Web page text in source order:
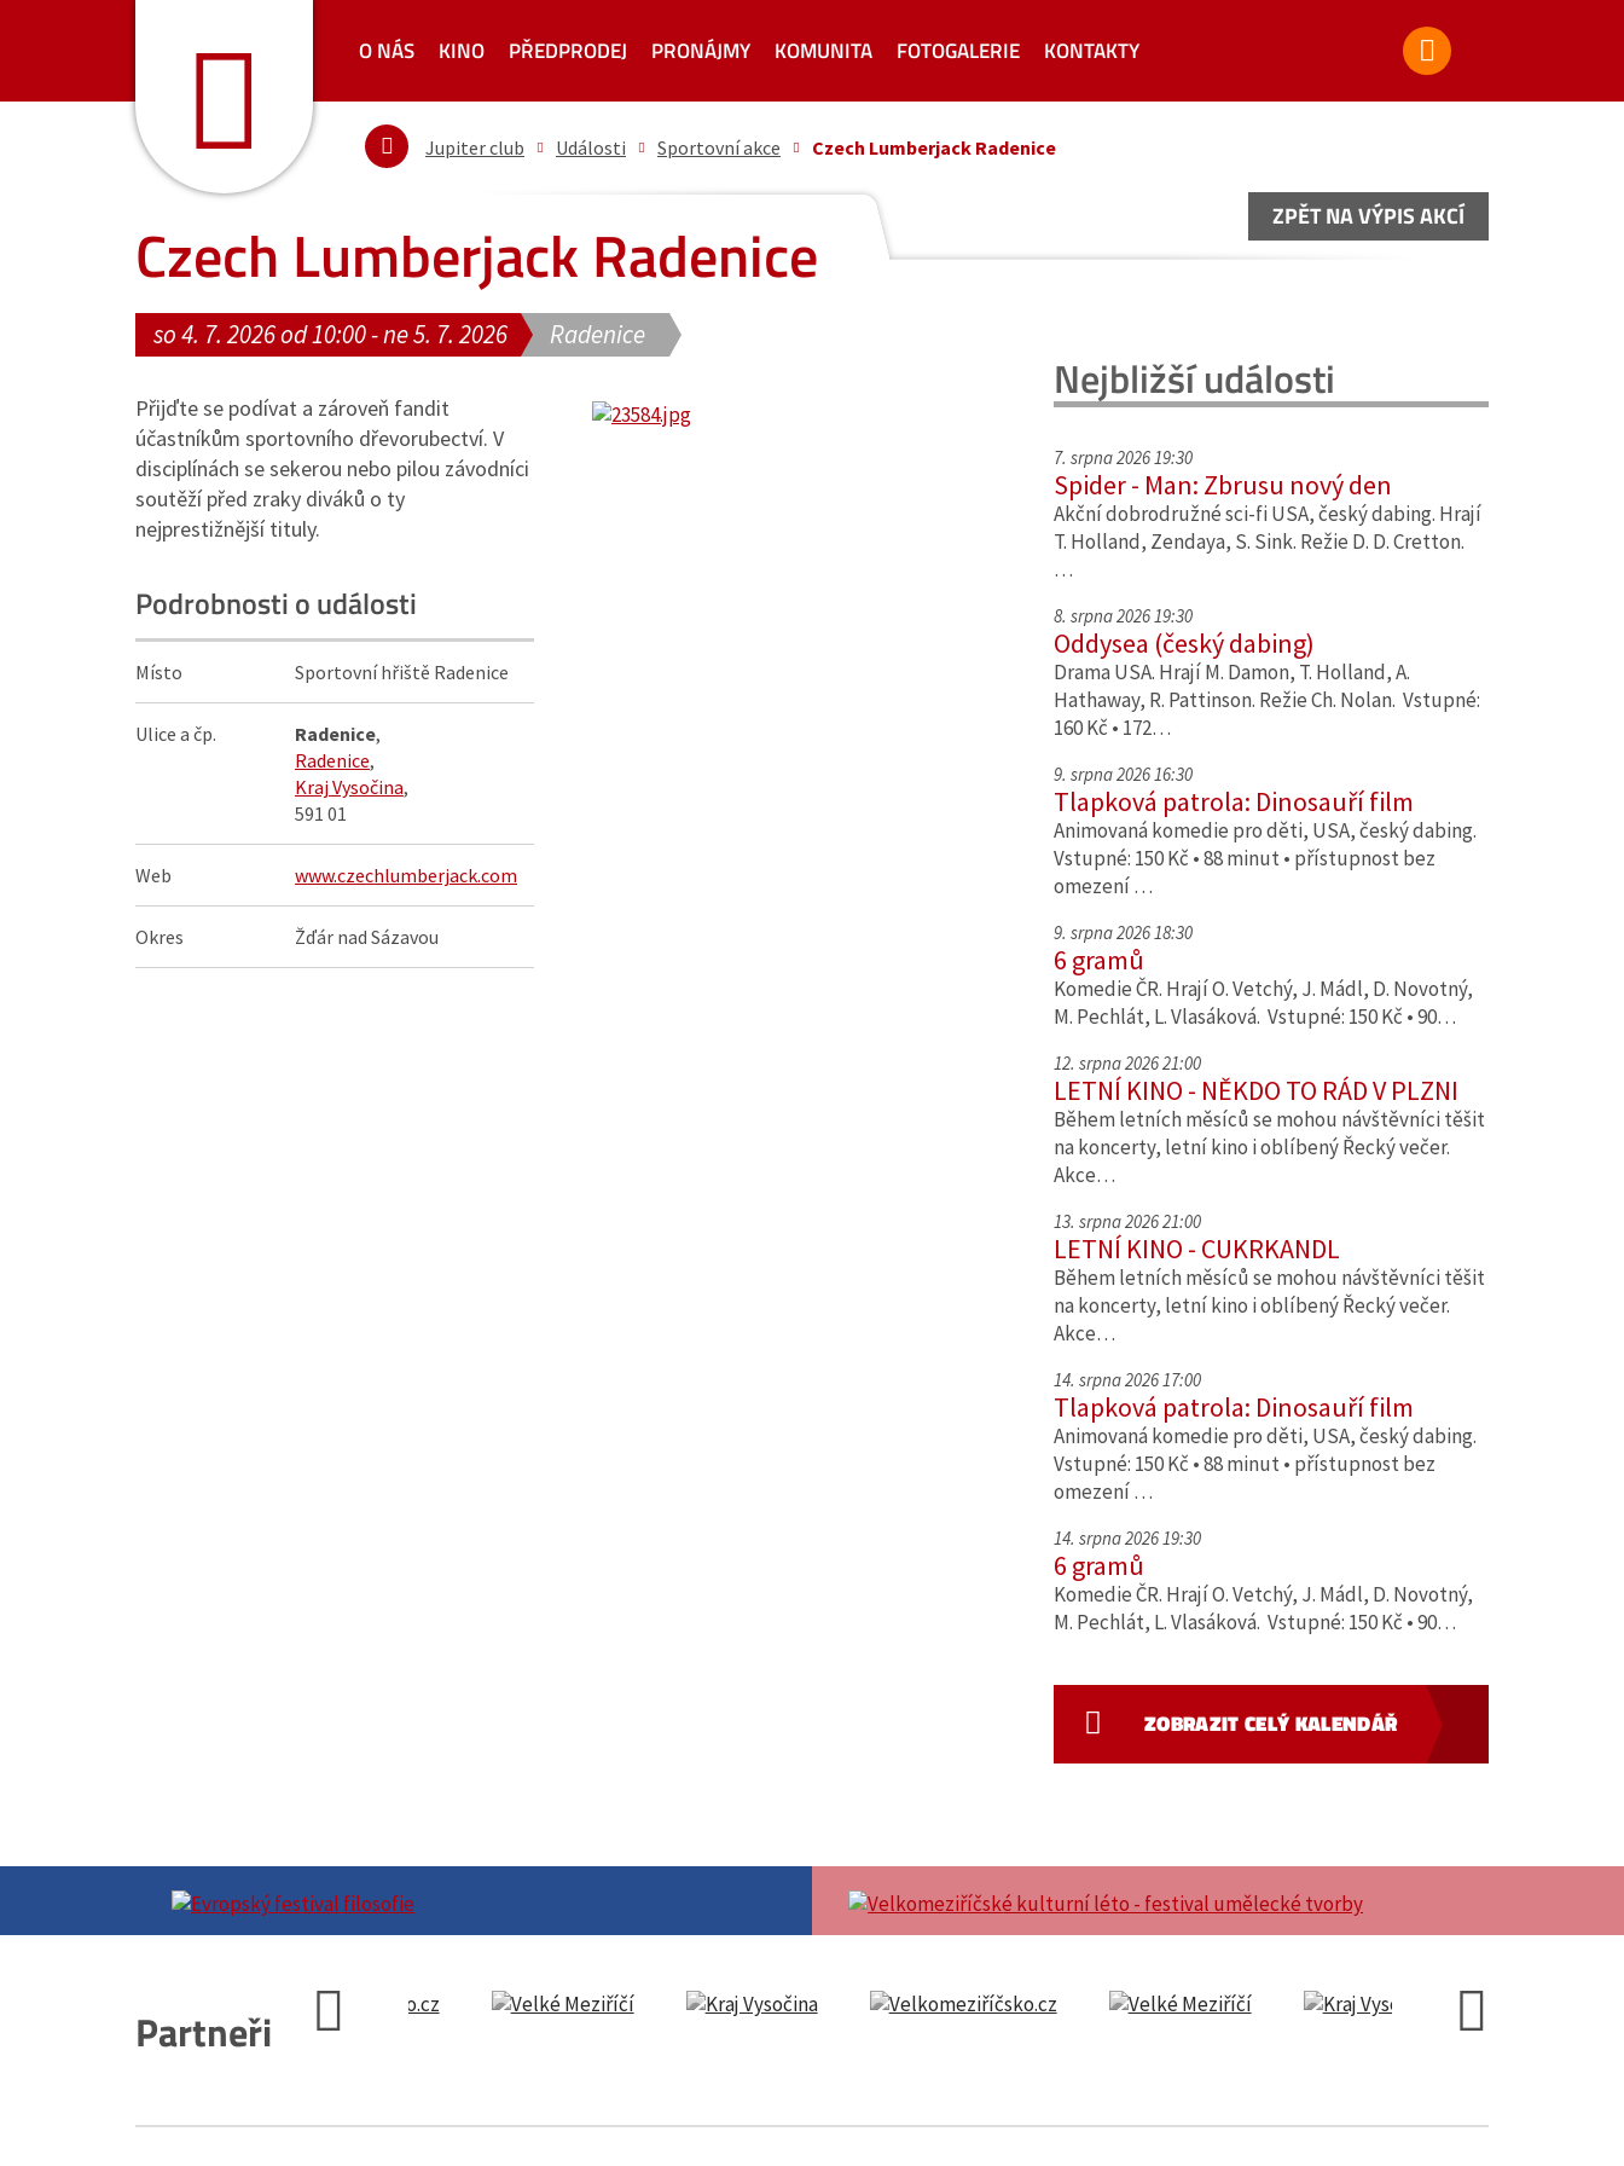
O NÁS KINO PŘEDPRODEJ PRONÁJMY KOMUNITA FOTOGALERIE KONTAKTY
Jupiter club Události Sportovní akce Czech Lumberjack Radenice
Czech Lumberjack Radenice ZPĚT NA VÝPIS AKCÍ
so 4. 7. 2026 od 10:00 - ne 5. 7. 2026 Radenice
Přijďte se podívat a zároveň fandit
účastníkům sportovního dřevorubectví. V
disciplínách se sekerou nebo pilou závodníci
soutěží před zraky diváků o ty
nejprestižnější tituly.
Podrobnosti o události
Místo Sportovní hřiště Radenice
Ulice a čp. Radenice,
Radenice,
Kraj Vysočina,
591 01
Web www.czechlumberjack.com
Okres Žďár nad Sázavou
ZPĚT NA VÝPIS AKCÍ
Nejbližší události
7. srpna 2026 19:30
Spider - Man: Zbrusu nový den
Akční dobrodružné sci-fi USA, český dabing. Hrají
T. Holland, Zendaya, S. Sink. Režie D. D. Cretton.
…
8. srpna 2026 19:30
Oddysea (český dabing)
Drama USA. Hrají M. Damon, T. Holland, A.
Hathaway, R. Pattinson. Režie Ch. Nolan. Vstupné:
160 Kč • 172…
9. srpna 2026 16:30
Tlapková patrola: Dinosauří film
Animovaná komedie pro děti, USA, český dabing.
Vstupné: 150 Kč • 88 minut • přístupnost bez
omezení …
9. srpna 2026 18:30
6 gramů
Komedie ČR. Hrají O. Vetchý, J. Mádl, D. Novotný,
M. Pechlát, L. Vlasáková. Vstupné: 150 Kč • 90…
12. srpna 2026 21:00
LETNÍ KINO - NĚKDO TO RÁD V PLZNI
Během letních měsíců se mohou návštěvníci těšit
na koncerty, letní kino i oblíbený Řecký večer.
Akce…
13. srpna 2026 21:00
LETNÍ KINO - CUKRKANDL
Během letních měsíců se mohou návštěvníci těšit
na koncerty, letní kino i oblíbený Řecký večer.
Akce…
14. srpna 2026 17:00
Tlapková patrola: Dinosauří film
Animovaná komedie pro děti, USA, český dabing.
Vstupné: 150 Kč • 88 minut • přístupnost bez
omezení …
14. srpna 2026 19:30
6 gramů
Komedie ČR. Hrají O. Vetchý, J. Mádl, D. Novotný,
M. Pechlát, L. Vlasáková. Vstupné: 150 Kč • 90…
ZOBRAZIT CELÝ KALENDÁŘ
Partneři